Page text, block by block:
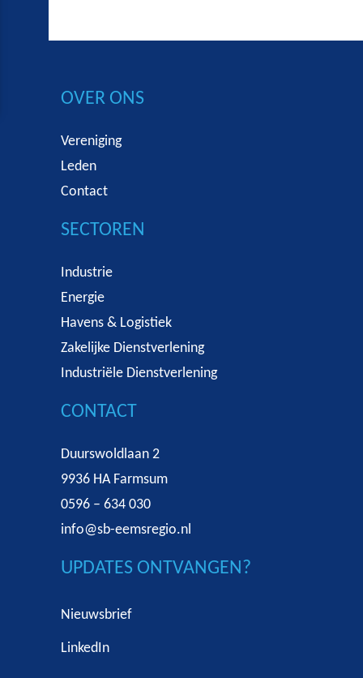
OVER ONS
Vereniging
Leden
Contact
SECTOREN
Industrie
Energie
Havens & Logistiek
Zakelijke Dienstverlening
Industriële Dienstverlening
CONTACT
Duurswoldlaan 2
9936 HA Farmsum
0596 – 634 030
info@sb-eemsregio.nl
UPDATES ONTVANGEN?
Nieuwsbrief
LinkedIn